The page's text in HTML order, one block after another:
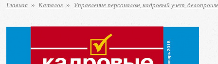
Главная » Каталог » Управление персоналом, кадровый учет,